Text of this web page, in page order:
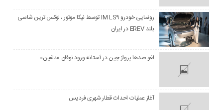
رونمایی خودرو IM LS9 توسط نیکا موتور ، لوکس ترین شاسی
بلند EREV در ایران
لغو صدها پرواز چین در آستانه ورود توفان «دلفین»
آغاز عملیات احداث قطار شهری فردیس